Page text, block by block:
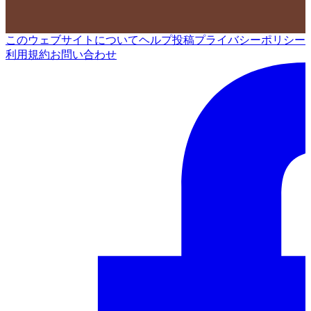
このウェブサイトについてヘルプ投稿プライバシーポリシー
利用規約お問い合わせ